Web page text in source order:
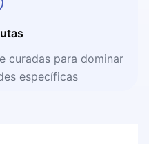
curadas para dominar
específicas